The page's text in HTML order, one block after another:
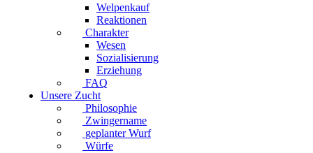
Welpenkauf
Reaktionen
Charakter
Wesen
Sozialisierung
Erziehung
FAQ
Unsere Zucht
Philosophie
Zwingername
geplanter Wurf
Würfe